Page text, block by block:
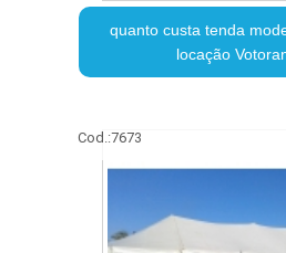
quanto custa tenda
locação
Cod.:7673